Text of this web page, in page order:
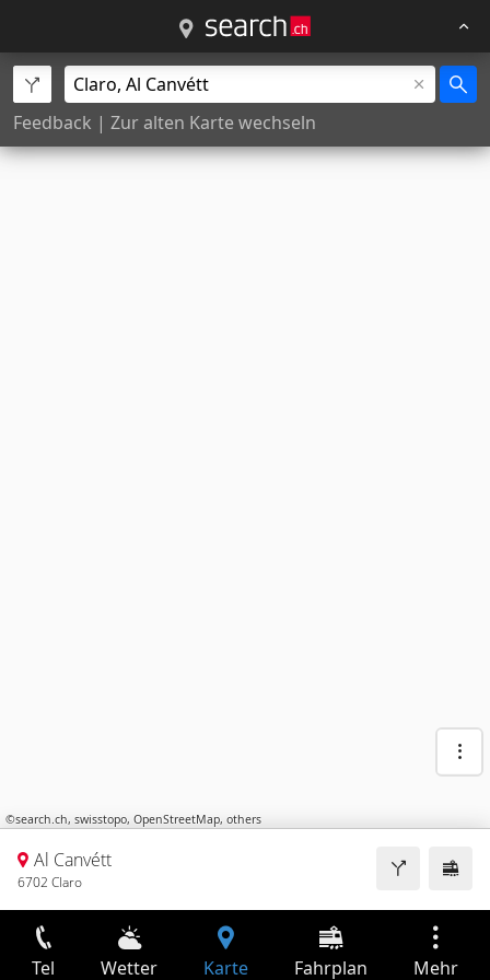
Feedback | Zur alten Karte wechseln
©search.ch, swisstopo, OpenStreetMap, others
Al Canvétt
6702 Claro
Tel Wetter Karte Fahrplan Mehr